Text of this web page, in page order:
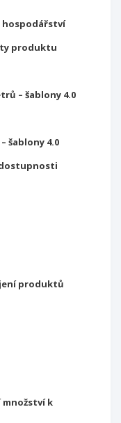
hospodářství
produktu
– šablony 4.0
šablony 4.0
produktů
k